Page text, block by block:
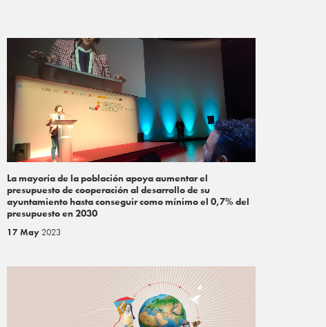
La mayoría de la población apoya aumentar el
presupuesto de cooperación al desarrollo de su
ayuntamiento hasta conseguir como mínimo el 0,7% del
presupuesto en 2030
17 May 2023